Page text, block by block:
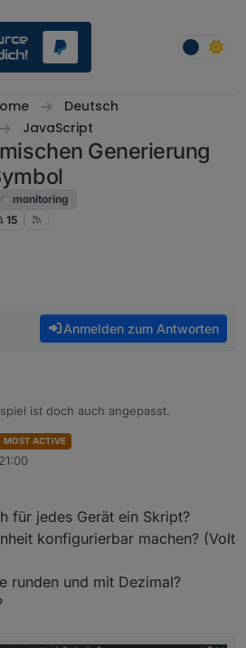
Deutsch
JavaScript
Generierung
monitoring
15
Anmelden zum Antworten
ist doch auch angepasst.
MOST ACTIVE
für jedes Gerät ein Skript?
konfigurierbar machen? (Volt
runden und mit Dezimal?